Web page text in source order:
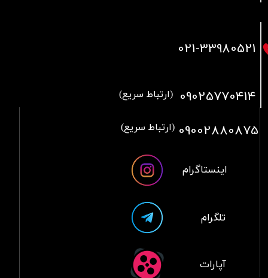
021-33980521
09025770414 (ارتباط سریع)
09002880875 (ارتباط سریع)
آپارات
تلگرام
اینستاگرام